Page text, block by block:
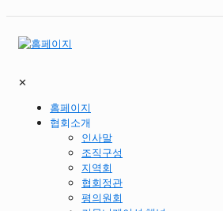
✕
홈페이지
협회소개
인사말
조직구성
지역회
협회정관
평의원회